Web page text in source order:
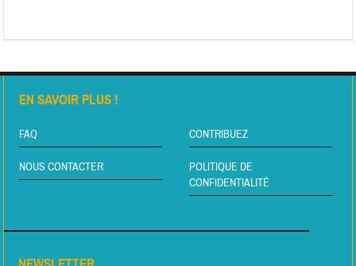
EN SAVOIR PLUS !
FAQ CONTRIBUEZ
NOUS CONTACTER
POLITIQUE DE
CONFIDENTIALITÉ